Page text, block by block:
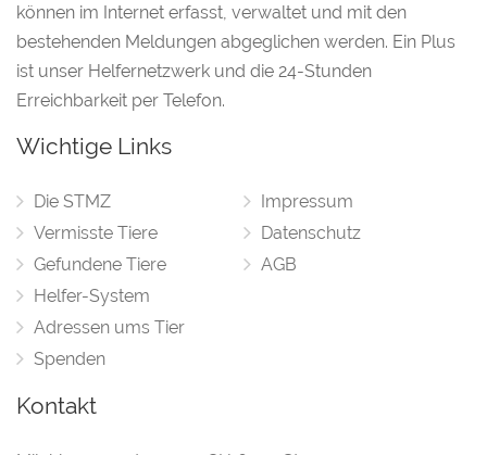
können im Internet erfasst, verwaltet und mit den
bestehenden Meldungen abgeglichen werden. Ein Plus
ist unser Helfernetzwerk und die 24-Stunden
Erreichbarkeit per Telefon.
Wichtige Links
Die STMZ
Vermisste Tiere
Gefundene Tiere
Helfer-System
Adressen ums Tier
Spenden
Impressum
Datenschutz
AGB
Kontakt